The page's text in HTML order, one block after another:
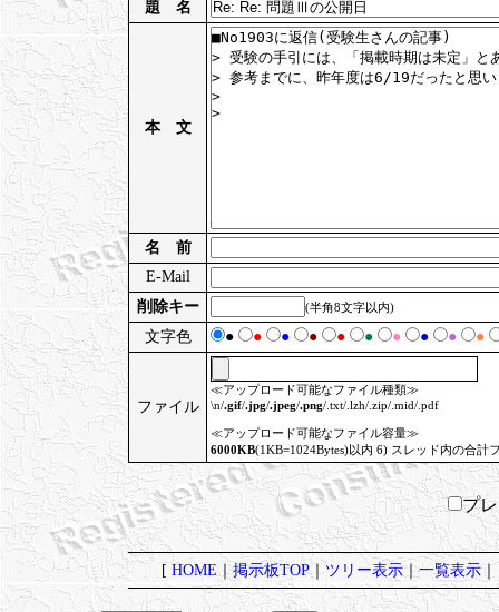
題 名
本 文
名 前
E-Mail
削除キー
(半角8文字以内)
文字色 ● ● ● ● ● ● ● ● ● ●
ファイル
≪アップロード可能なファイル種類≫
\n/.gif/.jpg/.jpeg/.png/.txt/.lzh/.zip/.mid/.pdf
≪アップロード可能なファイル容量≫
6000KB(1KB=1024Bytes)以内 6) スレッド内の合計
プ
[ HOME｜掲示板TOP｜ツリー表示｜一覧表示｜